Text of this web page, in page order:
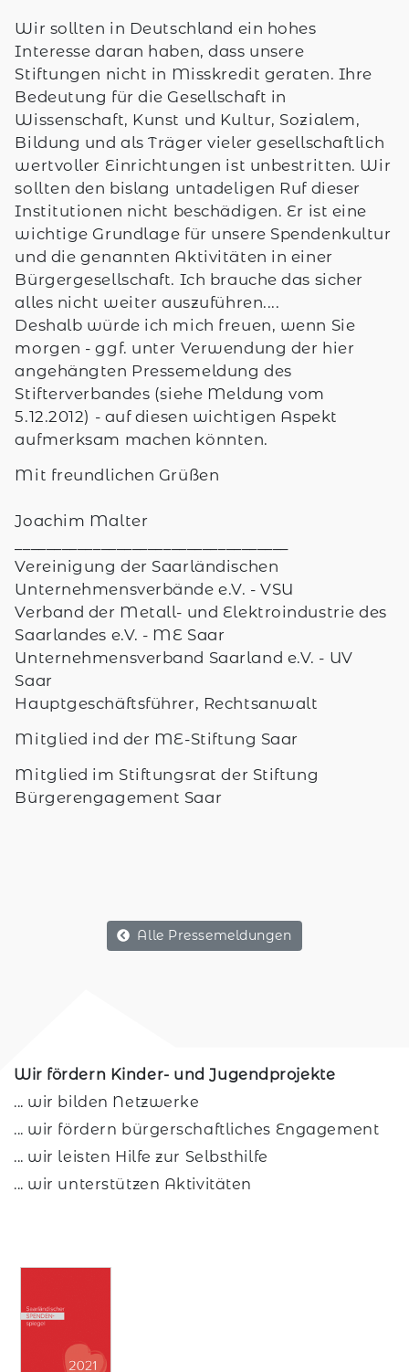
Wir sollten in Deutschland ein hohes
Interesse daran haben, dass unsere
Stiftungen nicht in Misskredit geraten. Ihre
Bedeutung für die Gesellschaft in
Wissenschaft, Kunst und Kultur, Sozialem,
Bildung und als Träger vieler gesellschaftlich
wertvoller Einrichtungen ist unbestritten. Wir
sollten den bislang untadeligen Ruf dieser
Institutionen nicht beschädigen. Er ist eine
wichtige Grundlage für unsere Spendenkultur
und die genannten Aktivitäten in einer
Bürgergesellschaft. Ich brauche das sicher
alles nicht weiter auszuführen....
Deshalb würde ich mich freuen, wenn Sie
morgen - ggf. unter Verwendung der hier
angehängten Pressemeldung des
Stifterverbandes (siehe Meldung vom
5.12.2012) - auf diesen wichtigen Aspekt
aufmerksam machen könnten.
Mit freundlichen Grüßen
Joachim Malter
Vereinigung der Saarländischen
Unternehmensverbände e.V. - VSU
Verband der Metall- und Elektroindustrie des
Saarlandes e.V. - ME Saar
Unternehmensverband Saarland e.V. - UV
Saar
Hauptgeschäftsführer, Rechtsanwalt
Mitglied ind der ME-Stiftung Saar
Mitglied im Stiftungsrat der Stiftung
Bürgerengagement Saar
Alle Pressemeldungen
Wir fördern Kinder- und Jugendprojekte
... wir bilden Netzwerke
... wir fördern bürgerschaftliches Engagement
... wir leisten Hilfe zur Selbsthilfe
... wir unterstützen Aktivitäten